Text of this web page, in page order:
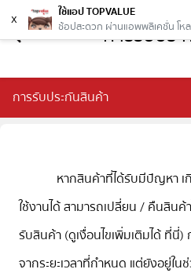
x
ใช้แอป TOPVALUE
ช้อปสะดวก ผ่านแอพพลิเคชั่น โห
การรับปร
การรับประกันสินค้า
หากสินค้าที่ได้รับมีปัญหา เ
ใช้งานได้ สามารถเปลี่ยน / คืนสินค้
รับสินค้า (ดูเงื่อนไขเพิ่มเติมได้ ที่
จากระยะเวลาที่กำหนด แต่ยังอยู่ใน